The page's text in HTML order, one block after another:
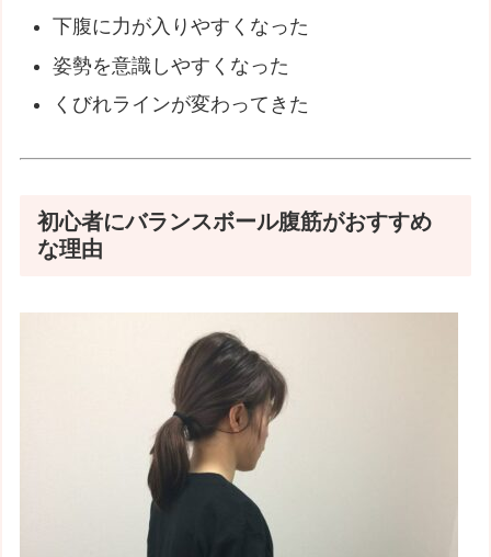
下腹に力が入りやすくなった
姿勢を意識しやすくなった
くびれラインが変わってきた
初心者にバランスボール腹筋がおすすめ
な理由